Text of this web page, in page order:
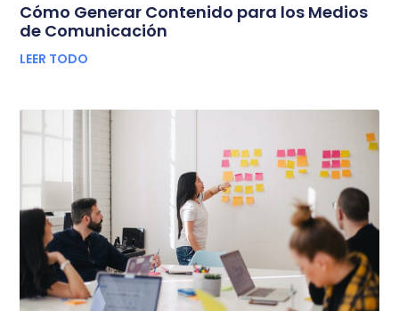
Cómo Generar Contenido para los Medios
de Comunicación
LEER TODO